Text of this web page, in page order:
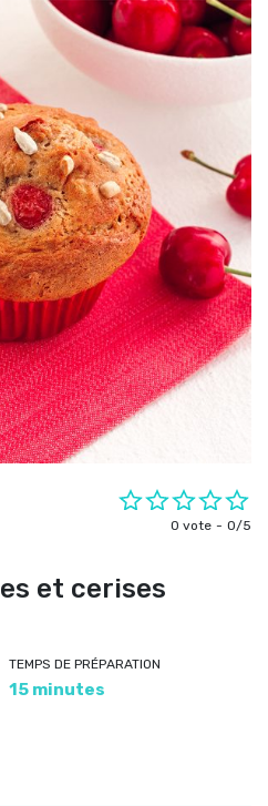
0 vote 0/5
et cerises
TEMPS DE PRÉPARATION
15 minutes